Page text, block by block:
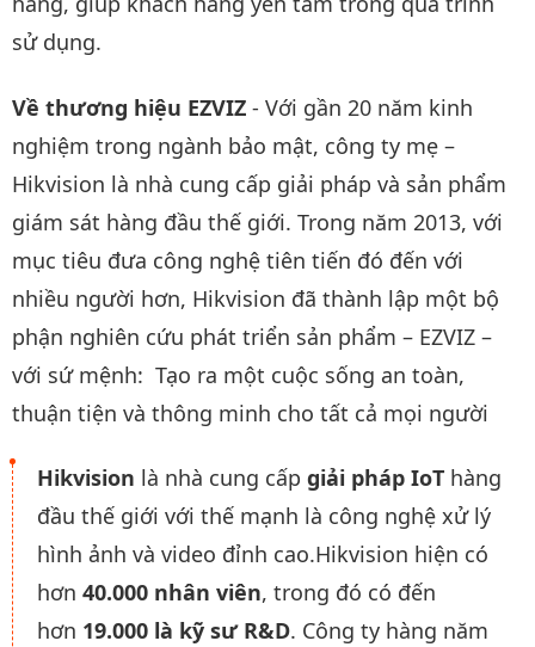
sử dụng.
Về thương hiệu EZVIZ - Với gần 20 năm kinh
nghiệm trong ngành bảo mật, công ty mẹ –
Hikvision là nhà cung cấp giải pháp và sản phẩm
giám sát hàng đầu thế giới. Trong năm 2013, với
mục tiêu đưa công nghệ tiên tiến đó đến với
nhiều người hơn, Hikvision đã thành lập một bộ
phận nghiên cứu phát triển sản phẩm – EZVIZ –
với sứ mệnh: Tạo ra một cuộc sống an toàn,
thuận tiện và thông minh cho tất cả mọi người
Hikvision là nhà cung cấp giải pháp IoT hàng
đầu thế giới với thế mạnh là công nghệ xử lý
hình ảnh và video đỉnh cao.Hikvision hiện có
hơn 40.000 nhân viên, trong đó có đến
hơn 19.000 là kỹ sư R&D. Công ty hàng năm